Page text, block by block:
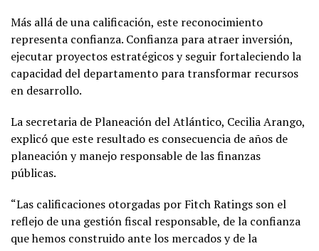
Más allá de una calificación, este reconocimiento
representa confianza. Confianza para atraer inversión,
ejecutar proyectos estratégicos y seguir fortaleciendo la
capacidad del departamento para transformar recursos
en desarrollo.
La secretaria de Planeación del Atlántico, Cecilia Arango,
explicó que este resultado es consecuencia de años de
planeación y manejo responsable de las finanzas
públicas.
“Las calificaciones otorgadas por Fitch Ratings son el
reflejo de una gestión fiscal responsable, de la confianza
que hemos construido ante los mercados y de la